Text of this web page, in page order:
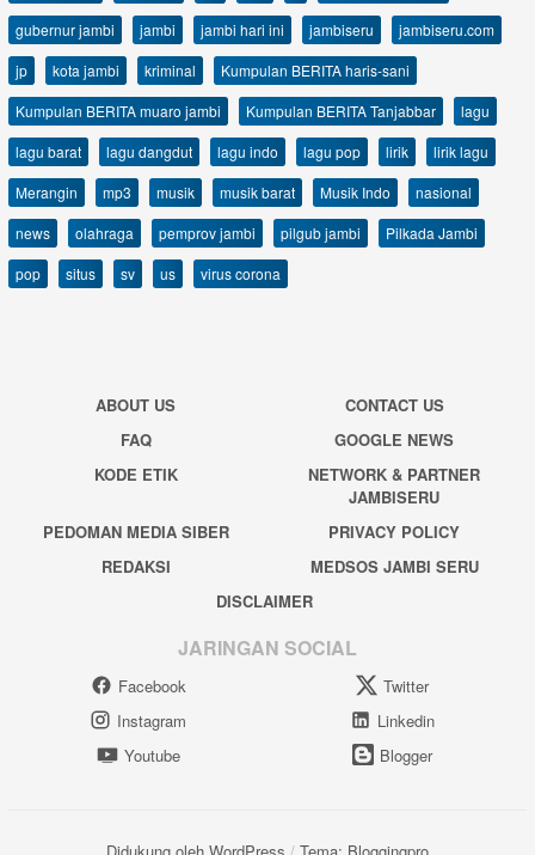
gubernur jambi
jambi jambi hari ini jambiseru
jambiseru.com
jp
kota jambi kriminal
Kumpulan BERITA haris-sani
Kumpulan BERITA muaro jambi
Kumpulan BERITA Tanjabbar
lagu
lagu barat
lagu dangdut lagu indo lagu pop lirik
lirik lagu
Merangin
mp3 musik musik barat Musik Indo
nasional
news
olahraga pemprov jambi pilgub jambi
Pilkada Jambi
pop
situs sv us virus corona
ABOUT US
CONTACT US
FAQ
GOOGLE NEWS
KODE ETIK
NETWORK & PARTNER
JAMBISERU
PEDOMAN MEDIA SIBER
PRIVACY POLICY
REDAKSI
MEDSOS JAMBI SERU
DISCLAIMER
JARINGAN SOCIAL
Facebook
Twitter
Instagram
Linkedin
Youtube
Blogger
Didukung oleh WordPress / Tema: Bloggingpro